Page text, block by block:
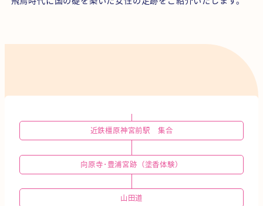
近鉄橿原神宮前駅 集合
向原寺･豊浦宮跡（塗香体験）
山田道